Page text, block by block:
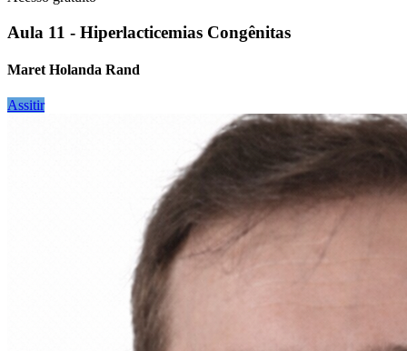
Aula 11 - Hiperlacticemias Congênitas
Maret Holanda Rand
Assitir